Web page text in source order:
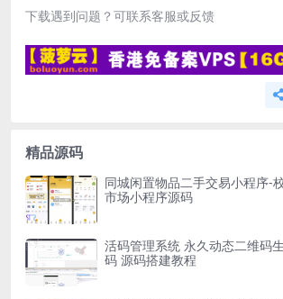
下载遇到问题？可联系客服或反馈
精品源码
同城闲置物品二手交易小程序-
市场小程序源码
活码管理系统 永久动态二维码
码 源码搭建教程